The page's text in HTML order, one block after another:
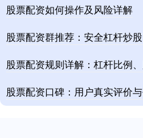
股票配资如何操作及风险详解
股票配资群推荐：安全杠杆炒
股票配资规则详解：杠杆比例
股票配资口碑：用户真实评价